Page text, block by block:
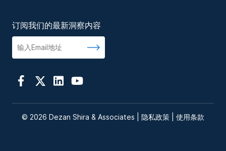
订阅我们的最新洞察内容
© 2026 Dezan Shira & Associates | 隐私政策 使用条款